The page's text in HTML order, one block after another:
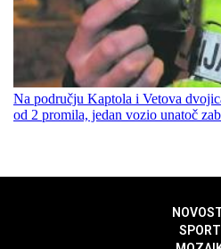
Na području Kaptola i Vetova
od 2 promila, jedan vozio unatoč
SPORT